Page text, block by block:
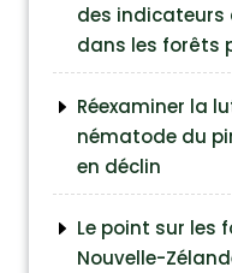
des indicateurs
dans les forêts
Réexaminer la
nématode du
en déclin
Le point sur les
Nouvelle-